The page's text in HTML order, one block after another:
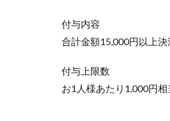
付与内容
合計金額15,000円以上
付与上限数
お1人様あたり1,000円相